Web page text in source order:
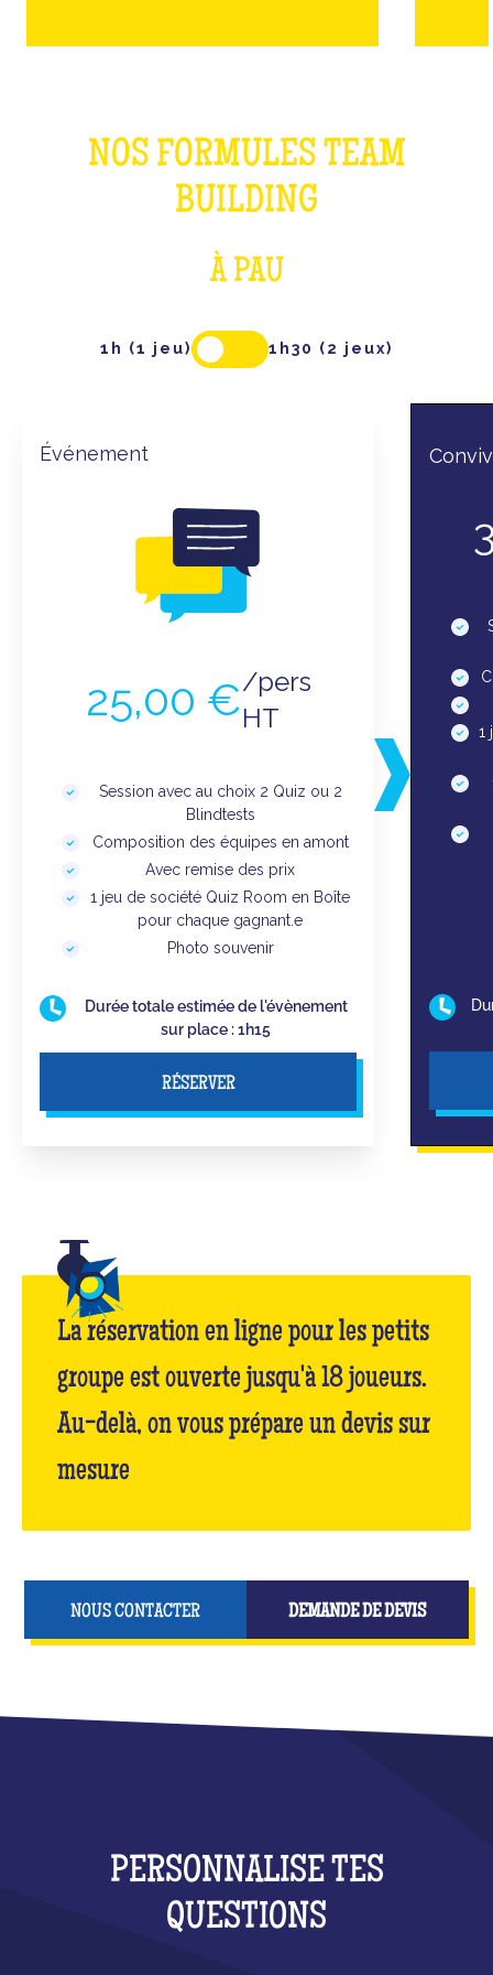
NOS FORMULES TEAM
BUILDING
À PAU
1h (1 jeu) 1h30 (2 jeux)
Événement
25,00 €/pers
HT
Session avec au choix 2 Quiz ou 2
Blindtests
Composition des équipes en amont
Avec remise des prix
1 jeu de société Quiz Room en Boîte
pour chaque gagnant.e
Photo souvenir
Durée totale estimée de l'évènement
sur place : 1h15
RÉSERVER
1
La réservation en ligne pour les petits
groupe est ouverte jusqu'à 18 joueurs.
Au-delà, on vous prépare un devis sur
mesure
NOUS CONTACTER DEMANDE DE DEVIS
PERSONNALISE TES
QUESTIONS